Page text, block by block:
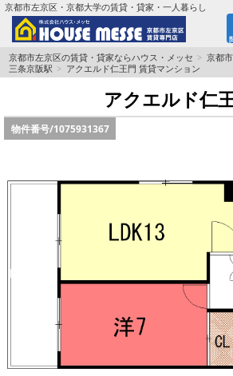
京都市左京区・京都大学の賃貸・貸家・一人暮らし
TOPページ
地域から検索
家族で住むならマンション？賃家？
一人暮らしの物件特集
ペット相談OKの賃貸！
特選物件
京都市左京区の賃貸・貸家ならハウス・メッセ 京都
三条京阪駅
アクエルド仁王門 賃貸マンション
アクエルド仁
物件番号/1075931367